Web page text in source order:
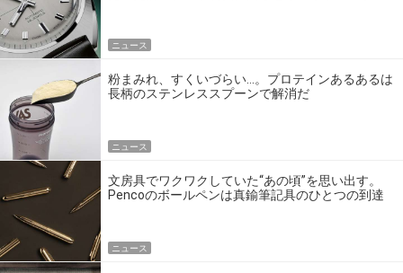
ニュース
粉まみれ、すくいづらい…。プロテインあるあるは
長柄のステンレススプーンで解消だ
ニュース
文房具でワクワクしていた“あの頃”を思い出す。
Pencoのボールペンは真鍮筆記具のひとつの到達
ニュース